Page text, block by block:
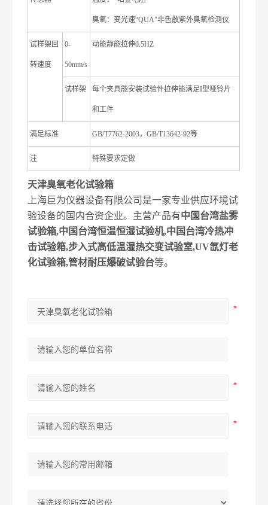
臭氧：变光速“QUA"非色散紫外臭氧检测仪
试样架回
转速度
0-
50mm/s
动能静能拉伸0.5HZ
试样架 每个夹具能安装试验件拉伸能满足I型哑铃片
和工件
满足标准 GB/T7762-2003，GB/T13642-92等
注 特殊要求定做
天津臭氧老化试验箱
上海巨为仪器设备有限公司是一家专业供应环境试
验设备的国内合资企业。主营产品有中国台湾盐雾
试验箱,中国台湾恒温恒湿试验机,中国台湾冷热冲
击试验箱,步入式高低温湿热交变试验室,UV氙灯老
化试验箱,管材耐压爆破试验台等。